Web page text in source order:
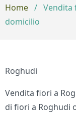
Home / Vendita
domicilio
Roghudi
Vendita fiori a
di fiori a Roghudi